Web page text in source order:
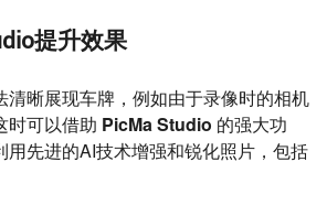
提升效果
清晰展现车牌，例如由于录像时的相机
时可以借助 PicMa Studio 的强大功
用先进的AI技术增强和锐化照片，包括